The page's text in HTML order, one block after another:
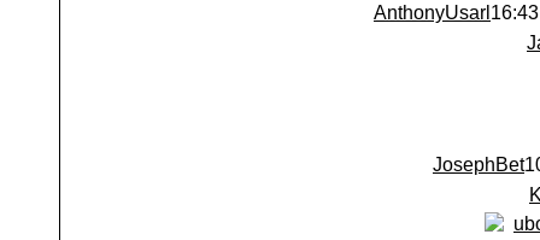
AnthonyUsarl
JosephBet